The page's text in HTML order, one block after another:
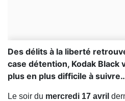
Des délits à la liberté
case détention, Kodak Black
plus en plus difficile à
Le soir du mercredi 17 avril